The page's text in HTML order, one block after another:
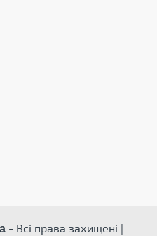
- Всі права захищені |